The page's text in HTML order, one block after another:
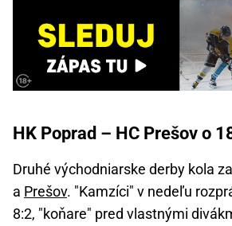
HK Poprad – HC Prešov o
Druhé východniarske derby kola
a Prešov. "Kamzíci" v nedeľu
8:2, "koňare" pred vlastnými